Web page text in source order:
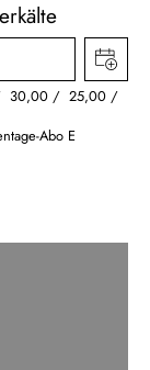
30,00 25,00
Abo E